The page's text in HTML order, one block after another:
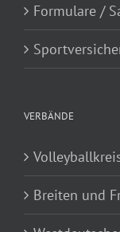
Formulare /
VERBÄNDE
Breiten und